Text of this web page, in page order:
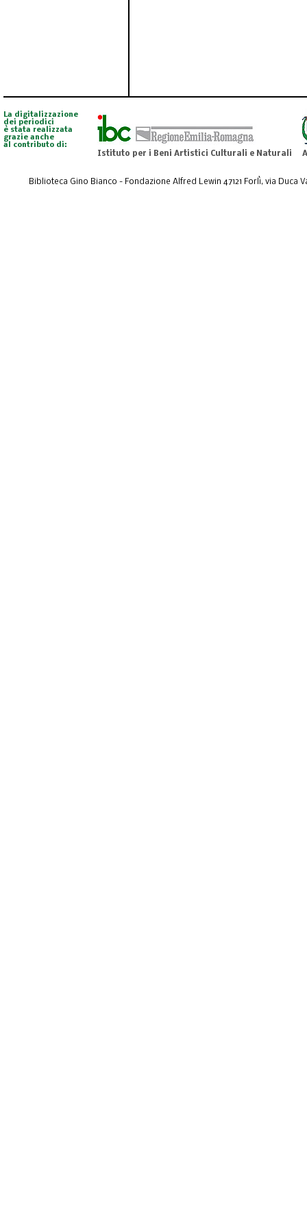
La digitalizzazione
dei periodici
è stata realizzata
grazie anche
al contributo di:
Istituto per i Beni Artistici Culturali e Naturali
Biblioteca Gino Bianco - Fondazione Alfred Lewin 47121 Forlì, via Duca